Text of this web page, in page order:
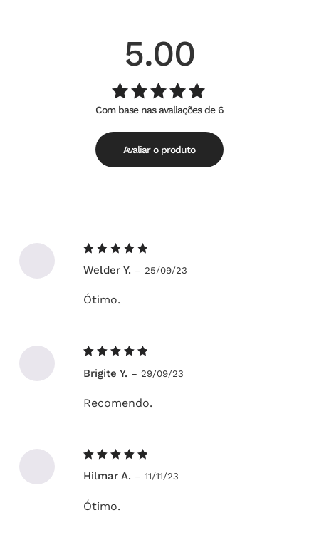
5.00
Avaliação
5.00de
5
Com base nas avaliações de 6
Avaliar o produto
5de 5
Welder Y. – 25/09/23
Ótimo.
5de 5
Brigite Y. – 29/09/23
Recomendo.
5de 5
Hilmar A. – 11/11/23
Ótimo.